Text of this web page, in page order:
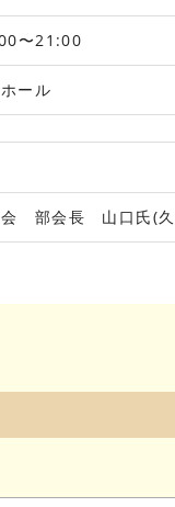
〜21:00
ール
会 部会長 山口氏(